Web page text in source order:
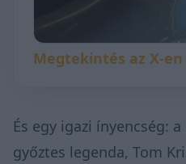
Megtekintés az X-en
És egy igazi ínyencség:
győztes legenda, Tom